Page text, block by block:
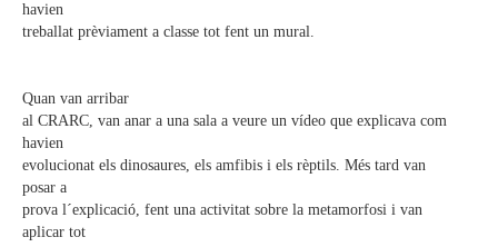
havien
treballat prèviament a classe tot fent un mural.
Quan van arribar
al CRARC, van anar a una sala a veure un vídeo que explicava com
havien
evolucionat els dinosaures, els amfibis i els rèptils. Més tard van
posar a
prova l´explicació, fent una activitat sobre la metamorfosi i van
aplicar tot